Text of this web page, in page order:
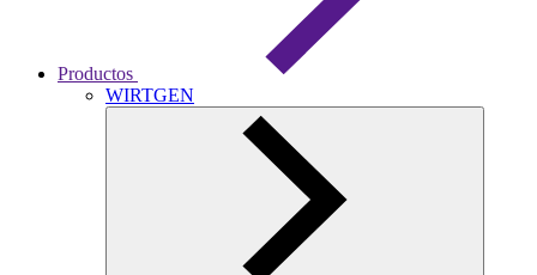
Productos
WIRTGEN